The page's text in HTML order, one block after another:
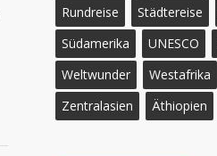
Rundreise
Städtereise
Südamerika
UNESCO
Weltwunder
Westafrika
Zentralasien
Äthiopien